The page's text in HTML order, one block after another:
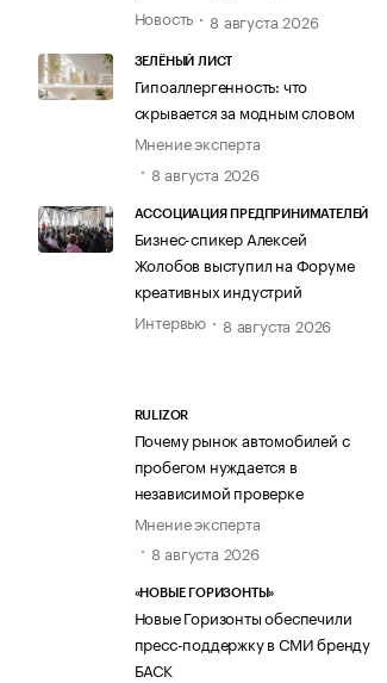
Новость
8 августа 2026
ЗЕЛЁНЫЙ ЛИСТ
Гипоаллергенность: что
скрывается за модным словом
Мнение эксперта
8 августа 2026
АССОЦИАЦИЯ ПРЕДПРИНИМАТЕЛЕЙ
Бизнес-спикер Алексей
Жолобов выступил на Форуме
креативных индустрий
Интервью
8 августа 2026
RULIZOR
Почему рынок автомобилей с
пробегом нуждается в
независимой проверке
Мнение эксперта
8 августа 2026
«НОВЫЕ ГОРИЗОНТЫ»
Новые Горизонты обеспечили
пресс-поддержку в СМИ бренду
БАСК